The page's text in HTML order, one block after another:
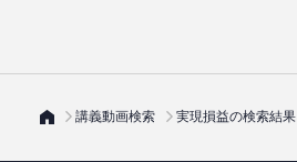
講義動画検索 実現損益の検索結果